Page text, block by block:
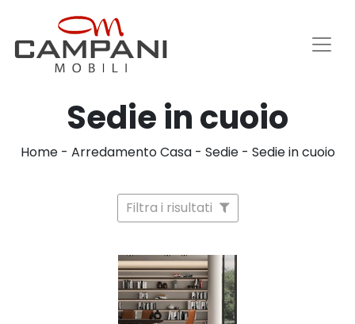
Sedie in cuoio
Home- Arredamento Casa- Sedie- Sedie in cuoio
Filtra i risultati